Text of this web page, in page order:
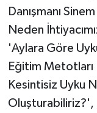
Danışmanı
Neden
'Aylara Göre
Eğitim
Kesintisiz Uyku
Oluşturabiliriz?',